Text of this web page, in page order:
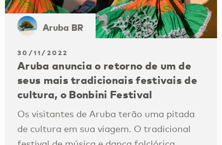
Aruba BR
30/11/2022
Aruba anuncia o retorno de um de
seus mais tradicionais festivais de
cultura, o Bonbini Festival
Os visitantes de Aruba terão uma pitada
de cultura em sua viagem. O tradicional